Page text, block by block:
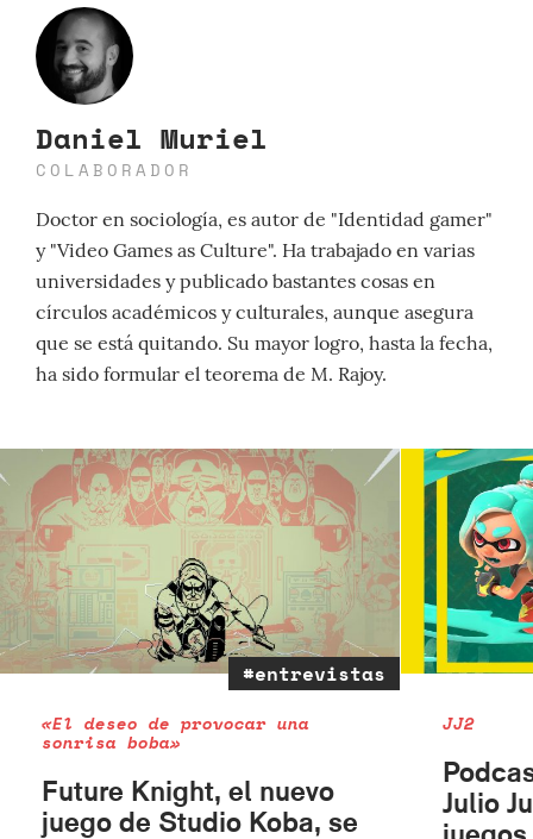
Daniel Muriel
COLABORADOR
Doctor en sociología, es autor de "Identidad gamer"
y "Video Games as Culture". Ha trabajado en varias
universidades y publicado bastantes cosas en
círculos académicos y culturales, aunque asegura
que se está quitando. Su mayor logro, hasta la fecha,
ha sido formular el teorema de M. Rajoy.
#entrevistas
«El deseo de provocar una
sonrisa boba»
Future Knight, el nuevo
juego de Studio Koba, se
JJ2
Julio